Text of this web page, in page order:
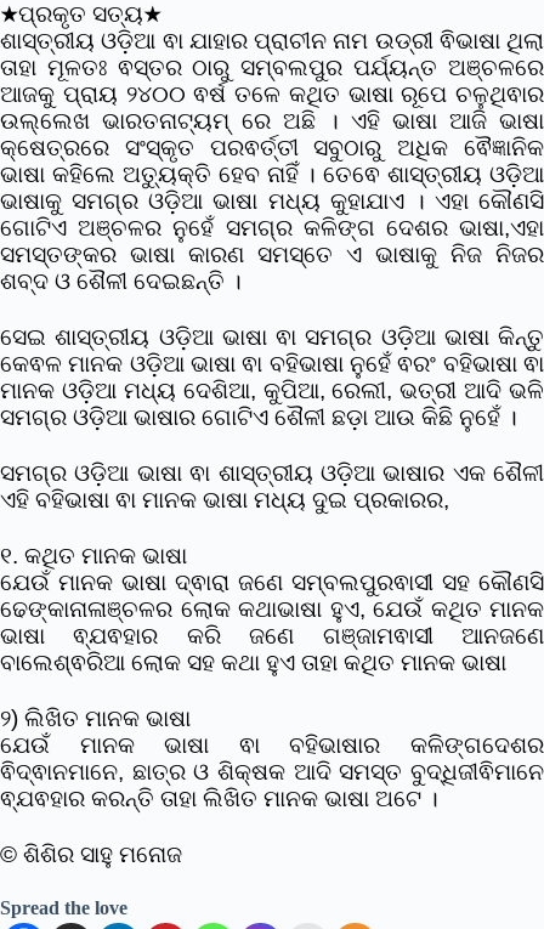
★ପ୍ରକୃତ ସତ୍ୟ★
ଶାସ୍ତ୍ରୀୟ ଓଡ଼ିଆ ଵା ଯାହାର ପ୍ରାଚୀନ ନାମ ଉଡ୍ରୀ ଵିଭାଷା ଥିଲା
ତାହା ମୂଳତଃ ଵସ୍ତର ଠାରୁ ସମ୍ବଲପୁର ପର୍ଯ୍ୟନ୍ତ ଅଞ୍ଚଳରେ
ଆଜକୁ ପ୍ରାୟ ୨୪୦୦ ଵର୍ଷ ତଳେ କଥିତ ଭାଷା ରୂପେ ଚଳୁଥିଵାର
ଉଲ୍ଲେଖ ଭାରତନାଟ୍ୟମ୍ ରେ ଅଛି । ଏହି ଭାଷା ଆଜି ଭାଷା
କ୍ଷେତ୍ରରେ ସଂସ୍କୃତ ପରଵର୍ତ୍ତୀ ସବୁଠାରୁ ଅଧିକ ଵୈଜ୍ଞାନିକ
ଭାଷା କହିଲେ ଅତ୍ୟୁକ୍ତି ହେବ ନାହିଁ । ତେଵେ ଶାସ୍ତ୍ରୀୟ ଓଡ଼ିଆ
ଭାଷାକୁ ସମଗ୍ର ଓଡ଼ିଆ ଭାଷା ମଧ୍ୟ କୁହାଯାଏ । ଏହା କୌଣସି
ଗୋଟିଏ ଅଞ୍ଚଳର ନୁହେଁ ସମଗ୍ର କଳିଙ୍ଗ ଦେଶର ଭାଷା,ଏହା
ସମସ୍ତଙ୍କର ଭାଷା କାରଣ ସମସ୍ତେ ଏ ଭାଷାକୁ ନିଜ ନିଜର
ଶବ୍ଦ ଓ ଶୈଳୀ ଦେଇଛନ୍ତି ।
ସେଇ ଶାସ୍ତ୍ରୀୟ ଓଡ଼ିଆ ଭାଷା ଵା ସମଗ୍ର ଓଡ଼ିଆ ଭାଷା କିନ୍ତୁ
କେଵଳ ମାନକ ଓଡ଼ିଆ ଭାଷା ଵା ବହିଭାଷା ନୁହେଁ ଵରଂ ବହିଭାଷା ଵା
ମାନକ ଓଡ଼ିଆ ମଧ୍ୟ ଦେଶିଆ, କୁପିଆ, ରେଲୀ, ଭତ୍ରୀ ଆଦି ଭଳି
ସମଗ୍ର ଓଡ଼ିଆ ଭାଷାର ଗୋଟିଏ ଶୈଳୀ ଛଡ଼ା ଆଉ କିଛି ନୁହେଁ ।
ସମଗ୍ର ଓଡ଼ିଆ ଭାଷା ଵା ଶାସ୍ତ୍ରୀୟ ଓଡ଼ିଆ ଭାଷାର ଏକ ଶୈଳୀ
ଏହି ବହିଭାଷା ଵା ମାନକ ଭାଷା ମଧ୍ୟ ଦୁଇ ପ୍ରକାରର,
୧. କଥିତ ମାନକ ଭାଷା
ଯେଉଁ ମାନକ ଭାଷା ଦ୍ଵାରା ଜଣେ ସମ୍ବଲପୁରଵାସୀ ସହ କୌଣସି
ଢେଙ୍କାନାଳାଞ୍ଚଳର ଲୋକ କଥାଭାଷା ହୁଏ, ଯେଉଁ କଥିତ ମାନକ
ଭାଷା ଵ୍ଯଵହାର କରି ଜଣେ ଗଞ୍ଜାମଵାସୀ ଆନଜଣେ
ବାଲେଶ୍ଵରିଆ ଲୋକ ସହ କଥା ହୁଏ ତାହା କଥିତ ମାନକ ଭାଷା
୨) ଲିଖିତ ମାନକ ଭାଷା
ଯେଉଁ ମାନକ ଭାଷା ଵା ବହିଭାଷାର କଳିଙ୍ଗଦେଶର
ଵିଦ୍ଵାନମାନେ, ଛାତ୍ର ଓ ଶିକ୍ଷକ ଆଦି ସମସ୍ତ ବୁଦ୍ଧିଜୀଵିମାନେ
ଵ୍ଯଵହାର କରନ୍ତି ତାହା ଲିଖିତ ମାନକ ଭାଷା ଅଟେ ।
© ଶିଶିର ସାହୁ ମନୋଜ
Spread the love